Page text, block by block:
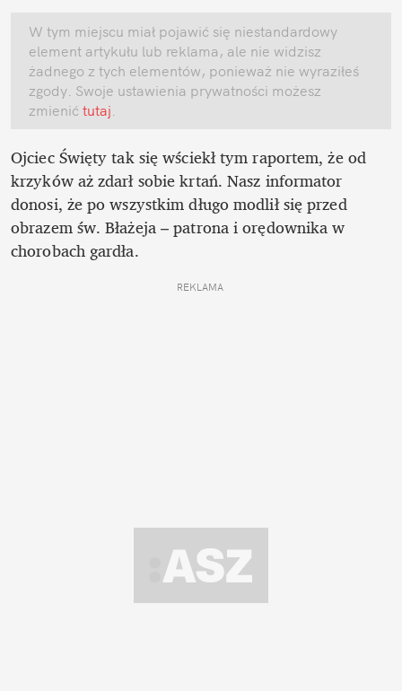
W tym miejscu miał pojawić się niestandardowy
element artykułu lub reklama, ale nie widzisz
żadnego z tych elementów, ponieważ nie wyraziłeś
zgody. Swoje ustawienia prywatności możesz
zmienić tutaj.
Ojciec Święty tak się wściekł tym raportem, że od
krzyków aż zdarł sobie krtań. Nasz informator
donosi, że po wszystkim długo modlił się przed
obrazem św. Błażeja – patrona i orędownika w
chorobach gardła.
REKLAMA